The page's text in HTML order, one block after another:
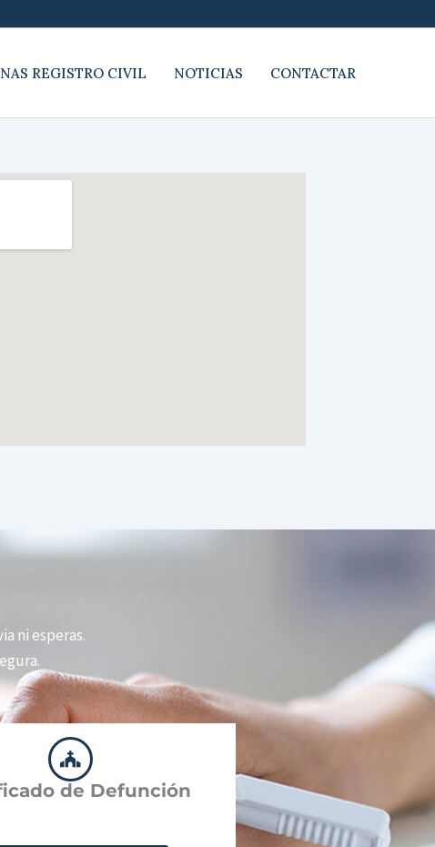
REGISTRO CIVIL NOTICIAS CONTACTAR
ni esperas.
de Defunción